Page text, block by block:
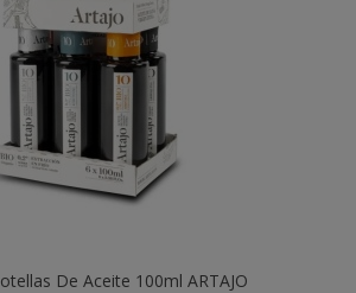
De Aceite 100ml ARTAJO